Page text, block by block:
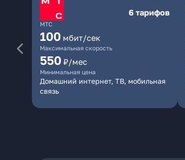
МТС
6 тарифов
100 мбит/сек
Максимальная скорость
550 ₽/мес
Минимальная цена
Домашний интернет, ТВ, мобильная
связь